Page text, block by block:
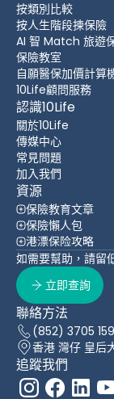
按類別比較
按人生階段揀保險
AI 智 Match 旅遊
保險教室
自願醫保加價計算
10Life顧問服務
認識10Life
關於10Life
傳媒中心
常見問題
加入我們
資源
保險教育文章
保險懶人包
港漂保险攻略
如需要幫助，請留
立即查詢
聯絡方法
(852) 3705
香港 灣仔 皇后
追蹤我們